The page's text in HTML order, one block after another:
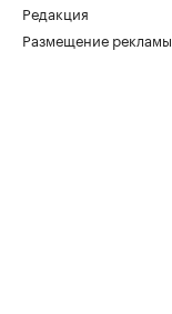
Редакция
Размещение рекламы